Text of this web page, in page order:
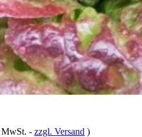
- zzgl. Versand )